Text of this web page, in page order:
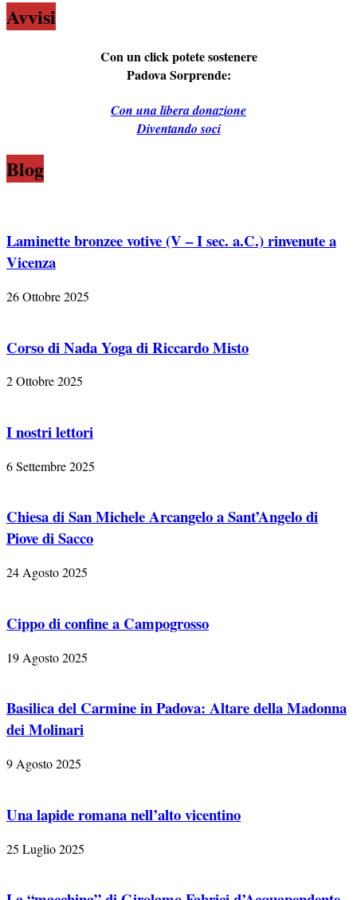
Avvisi
Con un click potete sostenere
Padova Sorprende:
Con una libera donazione
Diventando soci
Blog
Laminette bronzee votive (V – I sec. a.C.) rinvenute a
Vicenza
26 Ottobre 2025
Corso di Nada Yoga di Riccardo Misto
2 Ottobre 2025
I nostri lettori
6 Settembre 2025
Chiesa di San Michele Arcangelo a Sant’Angelo di
Piove di Sacco
24 Agosto 2025
Cippo di confine a Campogrosso
19 Agosto 2025
Basilica del Carmine in Padova: Altare della Madonna
dei Molinari
9 Agosto 2025
Una lapide romana nell’alto vicentino
25 Luglio 2025